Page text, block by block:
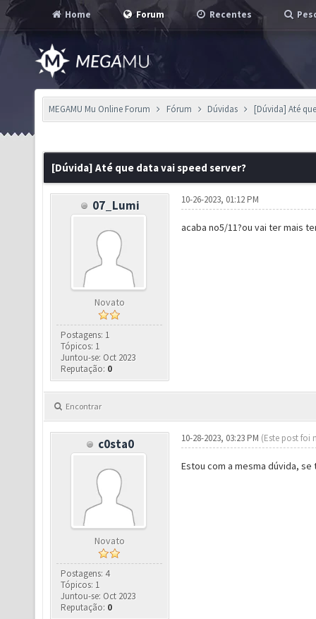
Home Forum Recentes
MEGAMU Mu Online Forum Fórum Dúvidas [Dúvida] Até
[Dúvida] Até que data vai speed server?
07_Lumi
Novato
Postagens: 1
Tópicos: 1
Juntou-se: Oct 2023
Reputação: 0
10-26-2023, 01:12 PM
acaba no5/11?ou vai ter mais
Encontrar
c0sta0
Novato
Postagens: 4
Tópicos: 1
Juntou-se: Oct 2023
Reputação: 0
10-28-2023, 03:23 PM (Este post foi
Estou com a mesma dúvida,